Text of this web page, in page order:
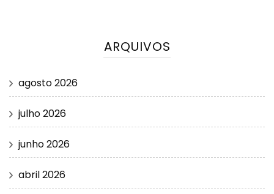
ARQUIVOS
agosto 2026
julho 2026
junho 2026
abril 2026